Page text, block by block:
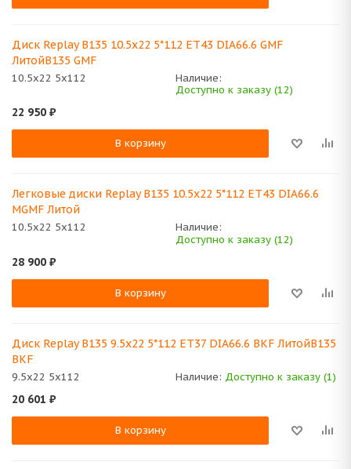
Диск Replay B135 10.5x22 5*112 ET43 DIA66.6 GMF
ЛитойB135 GMF
10.5x22 5x112
Наличие:
Доступно к заказу (12)
22 950 ₽
В корзину
Легковые диски Replay B135 10.5x22 5*112 ET43 DIA66.6
MGMF Литой
10.5x22 5x112
Наличие:
Доступно к заказу (12)
28 900 ₽
В корзину
Диск Replay B135 9.5x22 5*112 ET37 DIA66.6 BKF ЛитойB135
BKF
9.5x22 5x112 Наличие: Доступно к заказу (1)
20 601 ₽
В корзину